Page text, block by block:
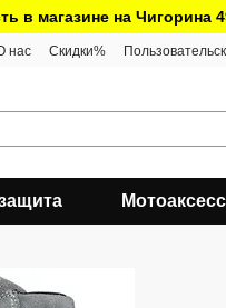
в магазине на
нас Скидки%